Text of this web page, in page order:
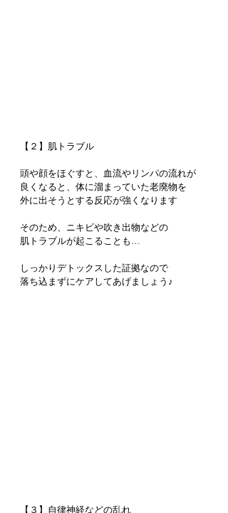
【２】肌トラブル
頭や顔をほぐすと、血流やリンパの流れが
良くなると、体に溜まっていた老廃物を
外に出そうとする反応が強くなります
そのため、ニキビや吹き出物などの
肌トラブルが起こることも…
しっかりデトックスした証拠なので
落ち込まずにケアしてあげましょう♪
【３】自律神経などの乱れ